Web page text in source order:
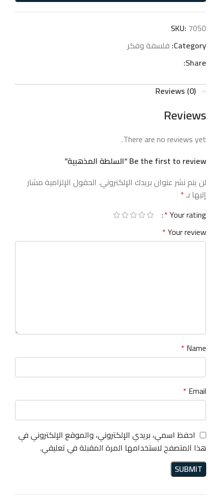
SKU: 7050
Category: فلسفة وفكر
Share:
Reviews (0)
Reviews
There are no reviews yet.
Be the first to review “السلطة المذهبية”
لن يتم نشر عنوان بريدك الإلكتروني. الحقول الإلزامية مشار
إليها بـ*
Your rating
*
Your review
*
Name
*
Email
*
احفظ اسمي، بريدي الإلكتروني، والموقع الإلكتروني في
هذا المتصفح لاستخدامها المرة المقبلة في تعليقي.